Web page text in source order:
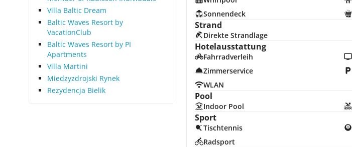
Villa Baltic Dream
Baltic Waves Resort by
VacationClub
Baltic Waves Resort by PI
Apartments
Villa Martini
Miedzyzdrojski Rynek
Rezydencja Bielik
Sonnendeck
Strand
Direkte Strandlage
Hotelausstattung
Fahrradverleih
Zimmerservice
WLAN
Pool
Indoor Pool
Sport
Tischtennis
Radsport